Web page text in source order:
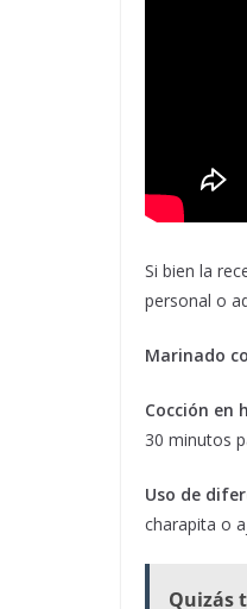
Si bien la
personal o
Marinado
Cocción en
30 minutos
Uso de
charapita o
Quizás